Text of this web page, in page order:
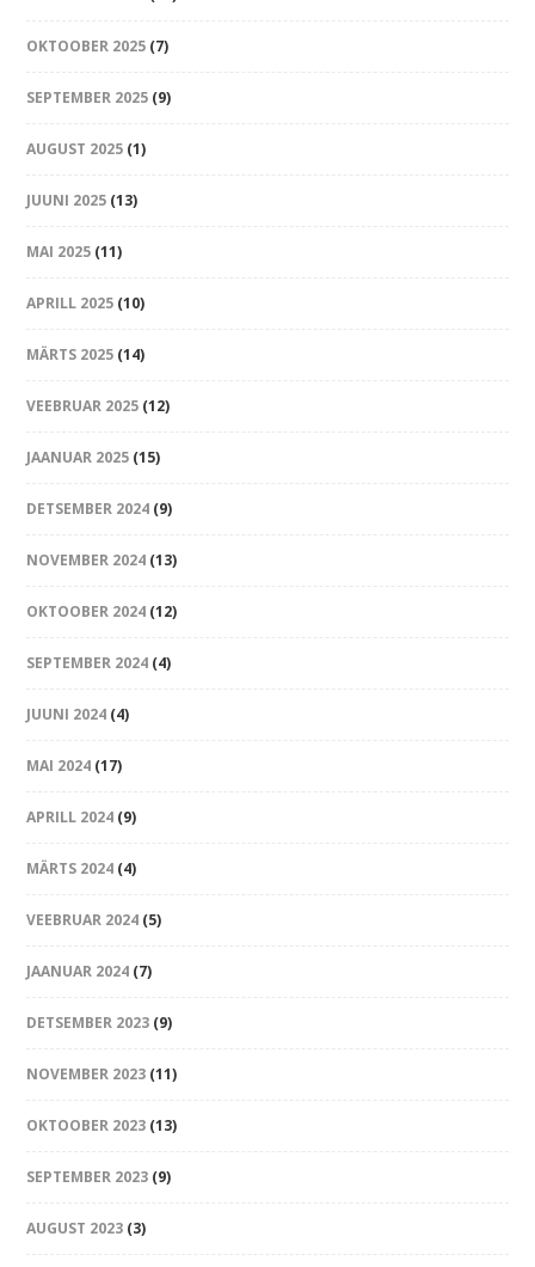
OKTOOBER 2025 (7)
SEPTEMBER 2025 (9)
AUGUST 2025 (1)
JUUNI 2025 (13)
MAI 2025 (11)
APRILL 2025 (10)
MÄRTS 2025 (14)
VEEBRUAR 2025 (12)
JAANUAR 2025 (15)
DETSEMBER 2024 (9)
NOVEMBER 2024 (13)
OKTOOBER 2024 (12)
SEPTEMBER 2024 (4)
JUUNI 2024 (4)
MAI 2024 (17)
APRILL 2024 (9)
MÄRTS 2024 (4)
VEEBRUAR 2024 (5)
JAANUAR 2024 (7)
DETSEMBER 2023 (9)
NOVEMBER 2023 (11)
OKTOOBER 2023 (13)
SEPTEMBER 2023 (9)
AUGUST 2023 (3)